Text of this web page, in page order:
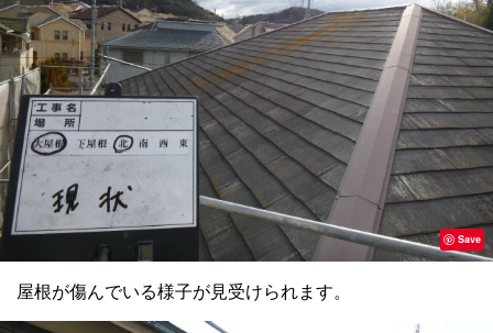
Save
屋根が傷んでいる様子が見受けられます。